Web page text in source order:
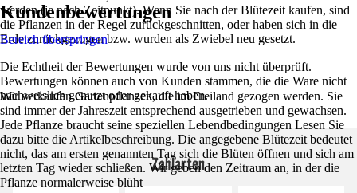
werden (je nach Zeitpunkt). Wenn Sie nach der Blütezeit kaufen, sind
die Pflanzen in der Regel zurückgeschnitten, oder haben sich in die
Erde zurückgezogen bzw. wurden als Zwiebel neu gesetzt.
Wir verkaufen Gartenpflanzen, die im Freiland gezogen werden. Sie
sind immer der Jahreszeit entsprechend ausgetrieben und gewachsen.
Jede Pflanze braucht seine speziellen Lebendbedingungen Lesen Sie
dazu bitte die Artikelbeschreibung. Die angegebene Blütezeit bedeutet
nicht, das am ersten genannten Tag sich die Blüten öffnen und sich am
letzten Tag wieder schließen. Wir geben den Zeitraum an, in der die
Pflanze normalerweise blüht
Kundenbewertungen
Bereich überspringen
Die Echtheit der Bewertungen wurde von uns nicht überprüft.
Bewertungen können auch von Kunden stammen, die die Ware nicht
nachweislich genutzt oder gekauft haben.
Zahlarten